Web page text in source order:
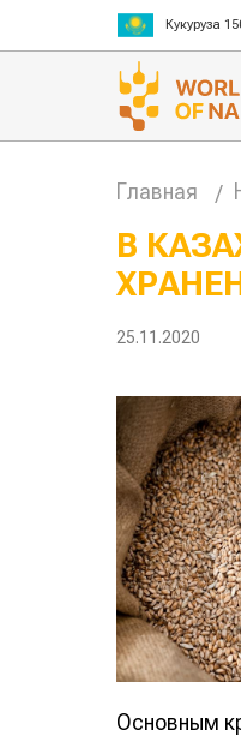
Рис 300000₸
Пшеница 3
Главная
В
25.11.2020
Основным